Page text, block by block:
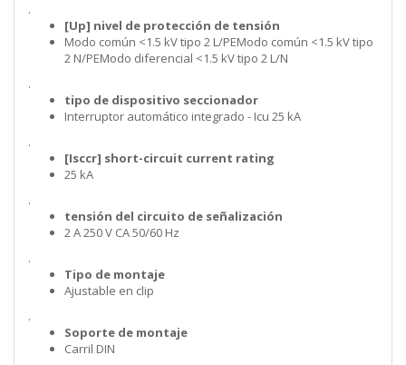
.
[Up] nivel de protección de tensión
Modo común <1.5 kV tipo 2 L/PEModo común <1.5 kV tipo
2 N/PEModo diferencial <1.5 kV tipo 2 L/N
.
tipo de dispositivo seccionador
Interruptor automático integrado - Icu 25 kA
.
[Isccr] short-circuit current rating
25 kA
.
tensión del circuito de señalización
2 A 250 V CA 50/60 Hz
.
Tipo de montaje
Ajustable en clip
.
Soporte de montaje
Carril DIN